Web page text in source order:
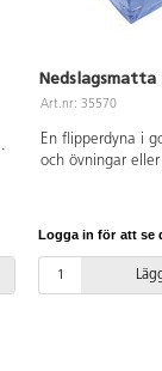
Nedslagsmatta
Art.nr: 35570
En flipperdyna i
och övningar
Logga in för att se